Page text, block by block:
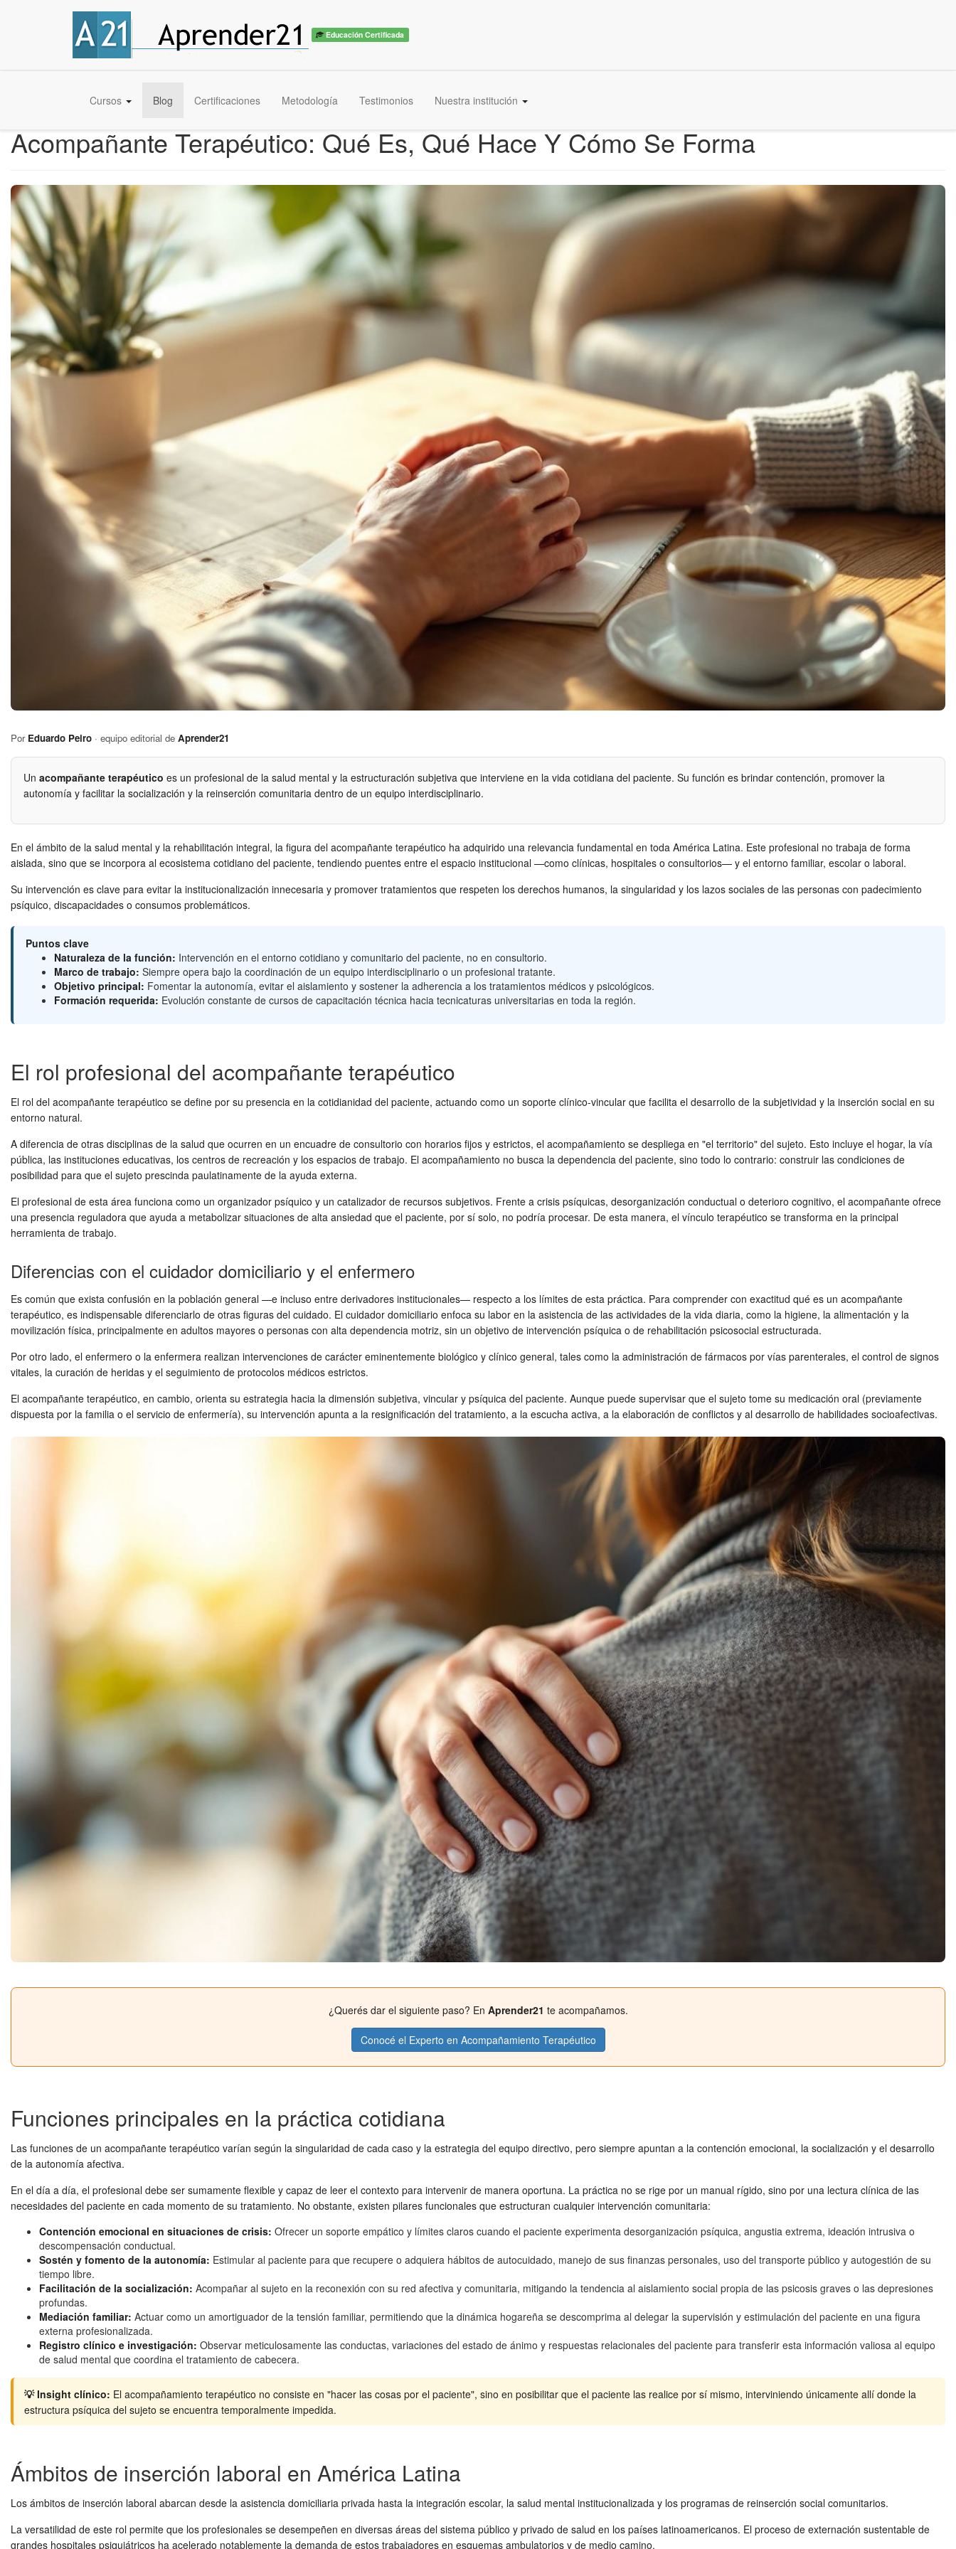
Educación Certificada
Cursos Blog Certificaciones Metodología Testimonios Nuestra institución
Acompañante Terapéutico: Qué Es, Qué Hace Y Cómo Se Forma
Por Eduardo Peiro · equipo editorial de Aprender21
Un acompañante terapéutico es un profesional de la salud mental y la estructuración subjetiva que interviene en la vida cotidiana del paciente. Su función es brindar contención, promover la
autonomía y facilitar la socialización y la reinserción comunitaria dentro de un equipo interdisciplinario.
En el ámbito de la salud mental y la rehabilitación integral, la figura del acompañante terapéutico ha adquirido una relevancia fundamental en toda América Latina. Este profesional no trabaja de forma
aislada, sino que se incorpora al ecosistema cotidiano del paciente, tendiendo puentes entre el espacio institucional —como clínicas, hospitales o consultorios— y el entorno familiar, escolar o laboral.
Su intervención es clave para evitar la institucionalización innecesaria y promover tratamientos que respeten los derechos humanos, la singularidad y los lazos sociales de las personas con padecimiento
psíquico, discapacidades o consumos problemáticos.
Puntos clave
Naturaleza de la función: Intervención en el entorno cotidiano y comunitario del paciente, no en consultorio.
Marco de trabajo: Siempre opera bajo la coordinación de un equipo interdisciplinario o un profesional tratante.
Objetivo principal: Fomentar la autonomía, evitar el aislamiento y sostener la adherencia a los tratamientos médicos y psicológicos.
Formación requerida: Evolución constante de cursos de capacitación técnica hacia tecnicaturas universitarias en toda la región.
El rol profesional del acompañante terapéutico
El rol del acompañante terapéutico se define por su presencia en la cotidianidad del paciente, actuando como un soporte clínico-vincular que facilita el desarrollo de la subjetividad y la inserción social en su
entorno natural.
A diferencia de otras disciplinas de la salud que ocurren en un encuadre de consultorio con horarios fijos y estrictos, el acompañamiento se despliega en "el territorio" del sujeto. Esto incluye el hogar, la vía
pública, las instituciones educativas, los centros de recreación y los espacios de trabajo. El acompañamiento no busca la dependencia del paciente, sino todo lo contrario: construir las condiciones de
posibilidad para que el sujeto prescinda paulatinamente de la ayuda externa.
El profesional de esta área funciona como un organizador psíquico y un catalizador de recursos subjetivos. Frente a crisis psíquicas, desorganización conductual o deterioro cognitivo, el acompañante ofrece
una presencia reguladora que ayuda a metabolizar situaciones de alta ansiedad que el paciente, por sí solo, no podría procesar. De esta manera, el vínculo terapéutico se transforma en la principal
herramienta de trabajo.
Diferencias con el cuidador domiciliario y el enfermero
Es común que exista confusión en la población general —e incluso entre derivadores institucionales— respecto a los límites de esta práctica. Para comprender con exactitud qué es un acompañante
terapéutico, es indispensable diferenciarlo de otras figuras del cuidado. El cuidador domiciliario enfoca su labor en la asistencia de las actividades de la vida diaria, como la higiene, la alimentación y la
movilización física, principalmente en adultos mayores o personas con alta dependencia motriz, sin un objetivo de intervención psíquica o de rehabilitación psicosocial estructurada.
Por otro lado, el enfermero o la enfermera realizan intervenciones de carácter eminentemente biológico y clínico general, tales como la administración de fármacos por vías parenterales, el control de signos
vitales, la curación de heridas y el seguimiento de protocolos médicos estrictos.
El acompañante terapéutico, en cambio, orienta su estrategia hacia la dimensión subjetiva, vincular y psíquica del paciente. Aunque puede supervisar que el sujeto tome su medicación oral (previamente
dispuesta por la familia o el servicio de enfermería), su intervención apunta a la resignificación del tratamiento, a la escucha activa, a la elaboración de conflictos y al desarrollo de habilidades socioafectivas.
¿Querés dar el siguiente paso? En Aprender21 te acompañamos.
Conocé el Experto en Acompañamiento Terapéutico
Funciones principales en la práctica cotidiana
Las funciones de un acompañante terapéutico varían según la singularidad de cada caso y la estrategia del equipo directivo, pero siempre apuntan a la contención emocional, la socialización y el desarrollo
de la autonomía afectiva.
En el día a día, el profesional debe ser sumamente flexible y capaz de leer el contexto para intervenir de manera oportuna. La práctica no se rige por un manual rígido, sino por una lectura clínica de las
necesidades del paciente en cada momento de su tratamiento. No obstante, existen pilares funcionales que estructuran cualquier intervención comunitaria:
Contención emocional en situaciones de crisis: Ofrecer un soporte empático y límites claros cuando el paciente experimenta desorganización psíquica, angustia extrema, ideación intrusiva o
descompensación conductual.
Sostén y fomento de la autonomía: Estimular al paciente para que recupere o adquiera hábitos de autocuidado, manejo de sus finanzas personales, uso del transporte público y autogestión de su
tiempo libre.
Facilitación de la socialización: Acompañar al sujeto en la reconexión con su red afectiva y comunitaria, mitigando la tendencia al aislamiento social propia de las psicosis graves o las depresiones
profundas.
Mediación familiar: Actuar como un amortiguador de la tensión familiar, permitiendo que la dinámica hogareña se descomprima al delegar la supervisión y estimulación del paciente en una figura
externa profesionalizada.
Registro clínico e investigación: Observar meticulosamente las conductas, variaciones del estado de ánimo y respuestas relacionales del paciente para transferir esta información valiosa al equipo
de salud mental que coordina el tratamiento de cabecera.
💡Insight clínico: El acompañamiento terapéutico no consiste en "hacer las cosas por el paciente", sino en posibilitar que el paciente las realice por sí mismo, interviniendo únicamente allí donde la
estructura psíquica del sujeto se encuentra temporalmente impedida.
Ámbitos de inserción laboral en América Latina
Los ámbitos de inserción laboral abarcan desde la asistencia domiciliaria privada hasta la integración escolar, la salud mental institucionalizada y los programas de reinserción social comunitarios.
La versatilidad de este rol permite que los profesionales se desempeñen en diversas áreas del sistema público y privado de salud en los países latinoamericanos. El proceso de externación sustentable de
grandes hospitales psiquiátricos ha acelerado notablemente la demanda de estos trabajadores en esquemas ambulatorios y de medio camino.